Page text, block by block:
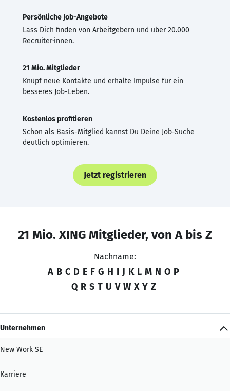
Persönliche Job-Angebote
Lass Dich finden von Arbeitgebern und über 20.000
Recruiter·innen.
21 Mio. Mitglieder
Knüpf neue Kontakte und erhalte Impulse für ein
besseres Job-Leben.
Kostenlos profitieren
Schon als Basis-Mitglied kannst Du Deine Job-Suche
deutlich optimieren.
Jetzt registrieren
21 Mio. XING Mitglieder, von A bis Z
Nachname:
A B C D E F G H I J K L M N O P
Q R S T U V W X Y Z
Unternehmen
New Work SE
Karriere